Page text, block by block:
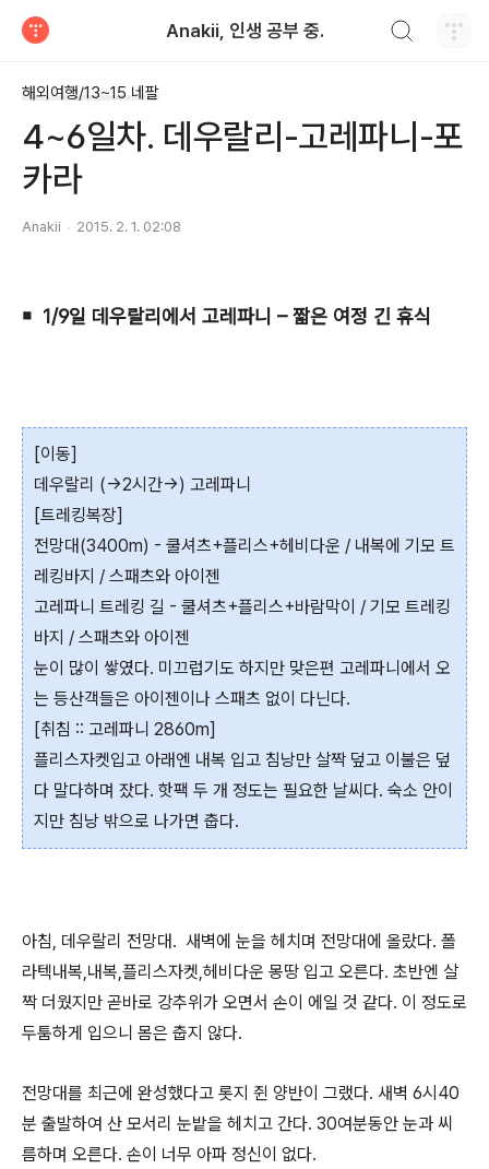
Anakii, 인생 공부 중.
해외여행/13~15 네팔
4~6일차. 데우랄리-고레파니-포
카라
Anakii 2015. 2. 1. 02:08
￭ 1/9일 데우랄리에서 고레파니 – 짧은 여정 긴 휴식
[이동]
데우랄리 (→2시간→) 고레파니
[트레킹복장]
전망대(3400m) - 쿨셔츠+플리스+헤비다운 / 내복에 기모 트
레킹바지 / 스패츠와 아이젠
고레파니 트레킹 길 - 쿨셔츠+플리스+바람막이 / 기모 트레킹
바지 / 스패츠와 아이젠
눈이 많이 쌓였다. 미끄럽기도 하지만 맞은편 고레파니에서 오
는 등산객들은 아이젠이나 스패츠 없이 다닌다.
[취침 :: 고레파니 2860m]
플리스자켓입고 아래엔 내복 입고 침낭만 살짝 덮고 이불은 덮
다 말다하며 잤다. 핫팩 두 개 정도는 필요한 날씨다. 숙소 안이
지만 침낭 밖으로 나가면 춥다.
아침, 데우랄리 전망대. 새벽에 눈을 헤치며 전망대에 올랐다. 폴
라텍내복,내복,플리스자켓,헤비다운 몽땅 입고 오른다. 초반엔 살
짝 더웠지만 곧바로 강추위가 오면서 손이 에일 것 같다. 이 정도로
두툼하게 입으니 몸은 춥지 않다.
전망대를 최근에 완성했다고 롯지 쥔 양반이 그랬다. 새벽 6시40
분 출발하여 산 모서리 눈밭을 헤치고 간다. 30여분동안 눈과 씨
름하며 오른다. 손이 너무 아파 정신이 없다.